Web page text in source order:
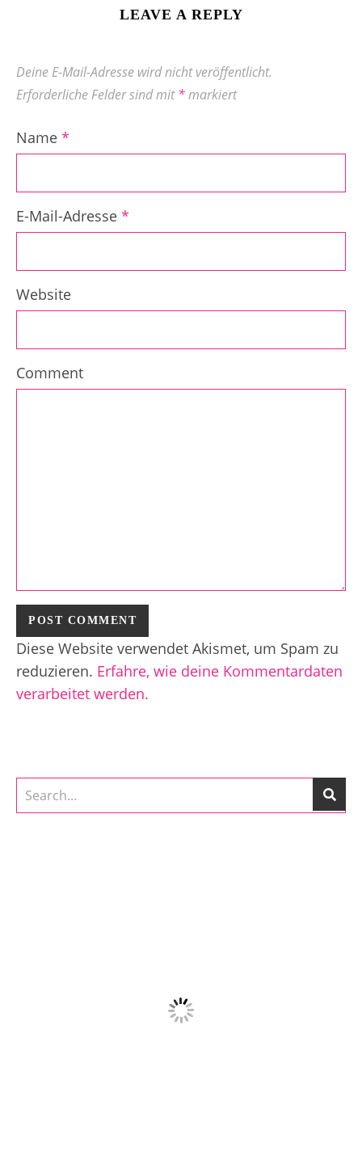
LEAVE A REPLY
Deine E-Mail-Adresse wird nicht veröffentlicht.
Erforderliche Felder sind mit*markiert
Name *
E-Mail-Adresse *
Website
Comment
Diese Website verwendet Akismet, um Spam zu
reduzieren. Erfahre, wie deine Kommentardaten
verarbeitet werden.